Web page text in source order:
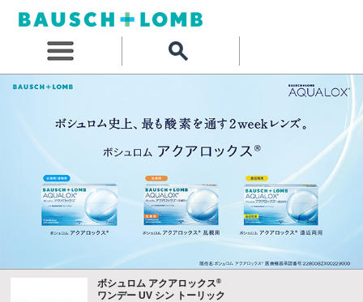
ボシュロム アクアロックス®
ワンデー UV シン トーリック